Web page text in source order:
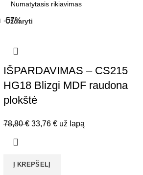
-57%
Uždaryti
IŠPARDAVIMAS – CS215
HG18 Blizgi MDF raudona
plokštė
78,80€ Original
78,80 €.
33,76 €Current
už lapą
Į KREPŠELĮ